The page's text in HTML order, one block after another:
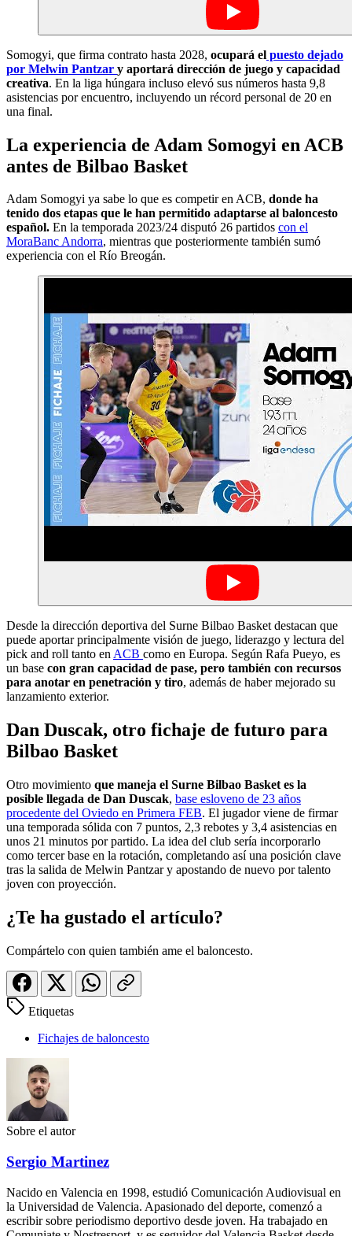
Somogyi, que firma contrato hasta 2028, ocupará el puesto dejado
por Melwin Pantzar y aportará dirección de juego y capacidad
creativa. En la liga húngara incluso elevó sus números hasta 9,8
asistencias por encuentro, incluyendo un récord personal de 20 en
una final.
La experiencia de Adam Somogyi en ACB
antes de Bilbao Basket
Adam Somogyi ya sabe lo que es competir en ACB, donde ha
tenido dos etapas que le han permitido adaptarse al baloncesto
español. En la temporada 2023/24 disputó 26 partidos con el
MoraBanc Andorra, mientras que posteriormente también sumó
experiencia con el Río Breogán.
Desde la dirección deportiva del Surne Bilbao Basket destacan que
puede aportar principalmente visión de juego, liderazgo y lectura del
pick and roll tanto enACB como en Europa. Según Rafa Pueyo, es
un base con gran capacidad de pase, pero también con recursos
para anotar en penetración y tiro, además de haber mejorado su
lanzamiento exterior.
Dan Duscak, otro fichaje de futuro para
Bilbao Basket
Otro movimiento que maneja el Surne Bilbao Basket es la
posible llegada de Dan Duscak, base esloveno de 23 años
procedente del Oviedo en Primera FEB. El jugador viene de firmar
una temporada sólida con 7 puntos, 2,3 rebotes y 3,4 asistencias en
unos 21 minutos por partido. La idea del club sería incorporarlo
como tercer base en la rotación, completando así una posición clave
tras la salida de Melwin Pantzar y apostando de nuevo por talento
joven con proyección.
¿Te ha gustado el artículo?
Compártelo con quien también ame el baloncesto.
Etiquetas
Fichajes de baloncesto
Sobre el autor
Sergio Martinez
Nacido en Valencia en 1998, estudió Comunicación Audiovisual en
la Universidad de Valencia. Apasionado del deporte, comenzó a
escribir sobre periodismo deportivo desde joven. Ha trabajado en